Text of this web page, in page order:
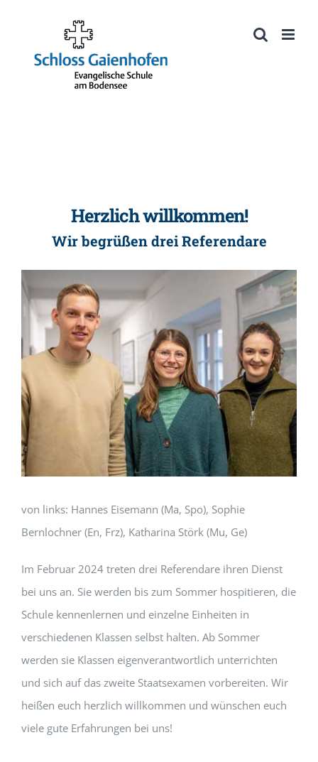
Werkzeugleiste öffnen
springen
Herzlich willkommen!
Wir begrüßen drei Referendare
von links: Hannes Eisemann (Ma, Spo), Sophie
Bernlochner (En, Frz), Katharina Störk(Mu, Ge)
Im Februar 2024 treten drei Referendare ihren Dienst
bei uns an. Sie werden bis zum Sommer hospitieren, die
Schule kennenlernen und einzelne Einheiten in
verschiedenen Klassen selbst halten. Ab Sommer
werden sie Klassen eigenverantwortlich unterrichten
und sich auf das zweite Staatsexamen vorbereiten. Wir
heißen euch herzlich willkommen und wünschen euch
viele gute Erfahrungen bei uns!